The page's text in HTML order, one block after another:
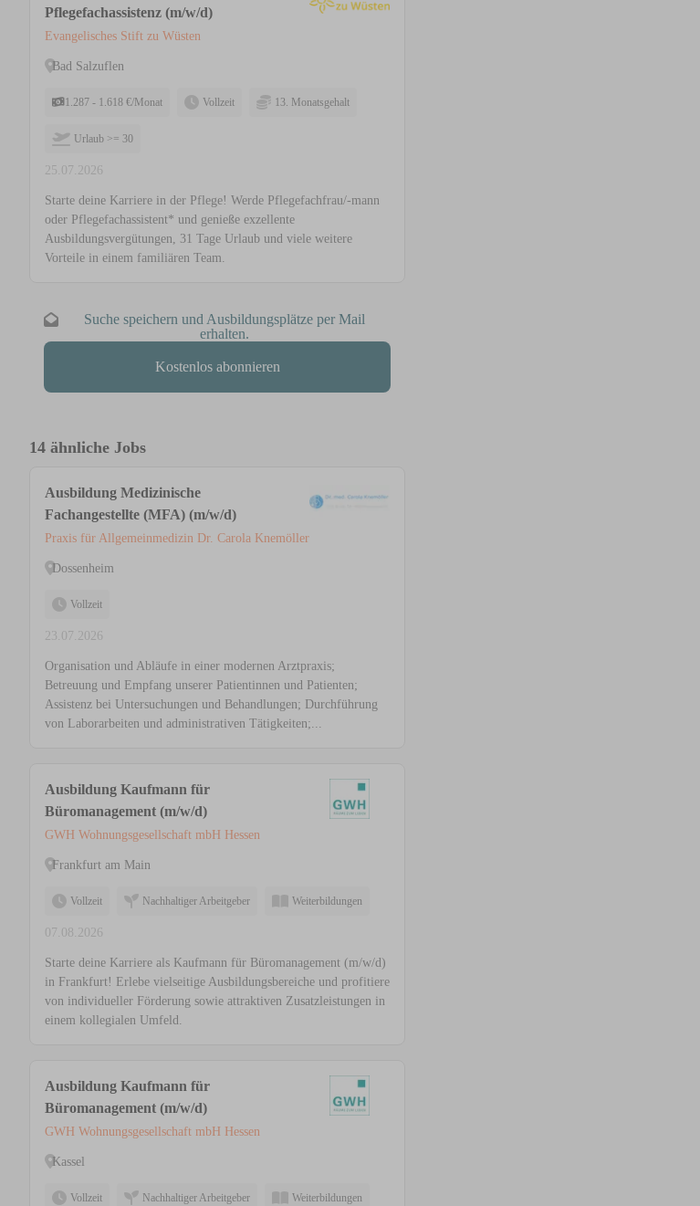
Pflegefachassistenz (m/w/d)
Evangelisches Stift zu Wüsten
Bad Salzuflen
1.287 - 1.618 €/Monat Vollzeit 13. Monatsgehalt
Urlaub >= 30
25.07.2026
Starte deine Karriere in der Pflege! Werde Pflegefachfrau/-mann
oder Pflegefachassistent* und genieße exzellente
Ausbildungsvergütungen, 31 Tage Urlaub und viele weitere
Vorteile in einem familiären Team.
Suche speichern und Ausbildungsplätze per Mail
erhalten.
Kostenlos abonnieren
14 ähnliche Jobs
Ausbildung Medizinische
Fachangestellte (MFA) (m/w/d)
Praxis für Allgemeinmedizin Dr. Carola Knemöller
Dossenheim
Vollzeit
23.07.2026
Organisation und Abläufe in einer modernen Arztpraxis;
Betreuung und Empfang unserer Patientinnen und Patienten;
Assistenz bei Untersuchungen und Behandlungen; Durchführung
von Laborarbeiten und administrativen Tätigkeiten;...
Ausbildung Kaufmann für
Büromanagement (m/w/d)
GWH Wohnungsgesellschaft mbH Hessen
Frankfurt am Main
Vollzeit Nachhaltiger Arbeitgeber Weiterbildungen
07.08.2026
Starte deine Karriere als Kaufmann für Büromanagement (m/w/d)
in Frankfurt! Erlebe vielseitige Ausbildungsbereiche und profitiere
von individueller Förderung sowie attraktiven Zusatzleistungen in
einem kollegialen Umfeld.
Ausbildung Kaufmann für
Büromanagement (m/w/d)
GWH Wohnungsgesellschaft mbH Hessen
Kassel
Vollzeit Nachhaltiger Arbeitgeber Weiterbildungen